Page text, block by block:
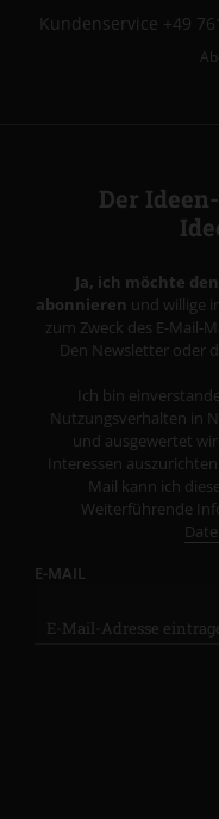
Kundenservice +49
Der
Ja, ich möchte
abonnieren und willige
zum Zweck des E-Mail-
Den Newsletter oder
Ich bin
Nutzungsverhalten in
und ausgewertet
Interessen
Mail kann ich
Weiterführende
E-MAIL